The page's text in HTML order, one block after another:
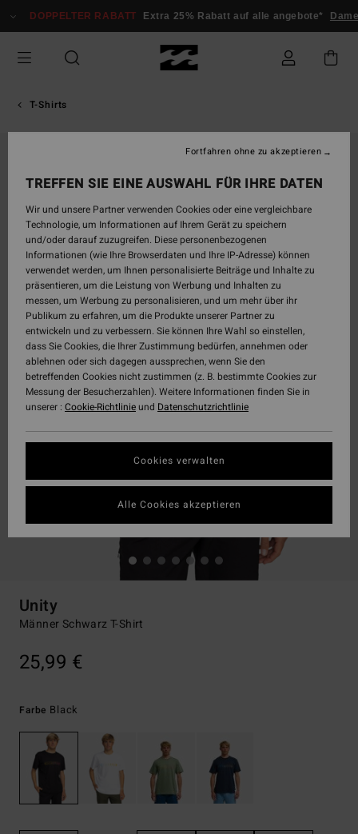
zur
springen
DOPPELTER RABATT Extra 25% Rabatt auf alle angebote* Damen
T-Shirts
Unity
Männer Schwarz T-Shirt
25,99 €
Farbe Black
TREFFEN SIE EINE AUSWAHL FÜR IHRE DATEN
Wir und unsere Partner verwenden Cookies oder eine vergleichbare
Technologie, um Informationen auf Ihrem Gerät zu speichern
und/oder darauf zuzugreifen. Diese personenbezogenen
Informationen (wie Ihre Browserdaten und Ihre IP-Adresse) können
verwendet werden, um Ihnen personalisierte Beiträge und Inhalte zu
präsentieren, um die Leistung von Werbung und Inhalten zu
messen, um Werbung zu personalisieren, und um mehr über ihr
Publikum zu erfahren, um die Produkte unserer Partner zu
entwickeln und zu verbessern. Sie können Ihre Wahl so einstellen,
dass Sie Cookies, die Ihrer Zustimmung bedürfen, annehmen oder
ablehnen oder sich dagegen aussprechen, wenn Sie den
betreffenden Cookies nicht zustimmen (z. B. bestimmte Cookies zur
Messung der Besucherzahlen). Weitere Informationen finden Sie in
unserer : Cookie-Richtlinieund Datenschutzrichtlinie
Cookies verwalten
Fortfahren ohne zu akzeptieren
Alle Cookies akzeptieren